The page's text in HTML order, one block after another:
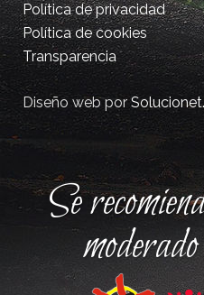
Política de privacidad
Política de cookies
Transparencia
Diseño web por
Se